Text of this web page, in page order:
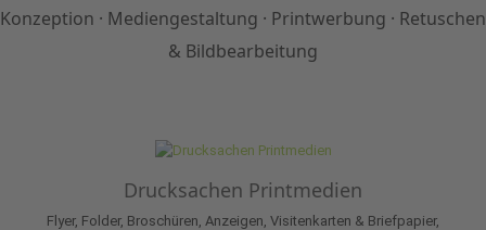
Konzeption · Mediengestaltung · Printwerbung · Retuschen
& Bildbearbeitung
Drucksachen Printmedien
Flyer, Folder, Broschüren, Anzeigen, Visitenkarten & Briefpapier,